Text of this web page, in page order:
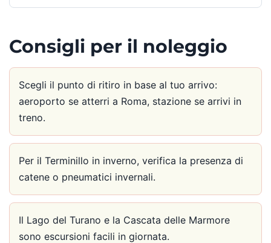
Consigli per il noleggio
Scegli il punto di ritiro in base al tuo arrivo:
aeroporto se atterri a Roma, stazione se arrivi in
treno.
Per il Terminillo in inverno, verifica la presenza di
catene o pneumatici invernali.
Il Lago del Turano e la Cascata delle Marmore
sono escursioni facili in giornata.